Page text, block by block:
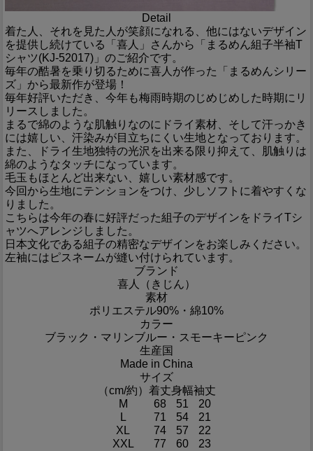
Detail
着た人、それを見た人が笑顔になれる、他にはないデザイン
を提供し続けている「喜人」さんから「まるめん組子半袖T
シャツ(KJ-52017)」のご紹介です。
毎年の酷暑を乗り切るために喜人が作った「まるめんシリー
ズ」から最新作が登場！
毎年好評いただき、今年も梅雨時期のじめじめした時期にリ
リースしました。
まるで綿のような肌触りなのにドライ素材、そして汗っかき
には嬉しい、汗染みが目立ちにくい生地となっております。
また、ドライ生地独特の光沢を出来る限り抑えて、肌触りは
綿のようなタッチになっています。
毛玉もほとんど出来ない、嬉しい素材感です。
今回から生地にテンションをつけ、少しソフトに着やすくな
りました。
こちらは今年の春に好評だった組子のデザインをドライTシ
ャツへアレンジしました。
日本文化である組子の精密なデザインをお楽しみください。
左袖にはピスネームが縫い付けられています。
ブランド
喜人（きじん）
素材
ポリエステル90%・綿10%
カラー
ブラック・マリンブルー・スモーキーピンク
生産国
Made in China
サイズ
（cm/約） 着丈身幅袖丈
M
68 51
20
L
71 54
21
XL
74 57
22
XXL
77 60 23